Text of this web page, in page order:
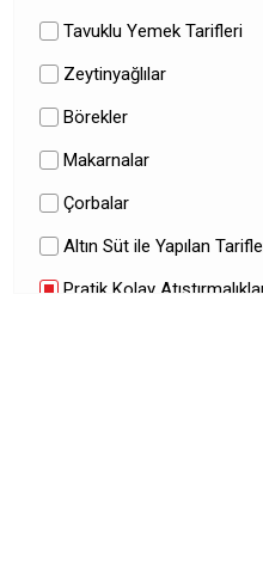
Tavuklu Yemek Tarifleri
Zeytinyağlılar
Börekler
Makarnalar
Çorbalar
Altın Süt ile Yapılan
Pratik Kolay